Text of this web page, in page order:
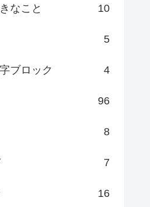
なこと 10
5
ブロック 4
96
8
7
16